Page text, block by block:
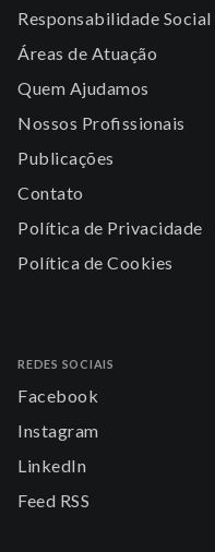
Responsabilidade Social
Áreas de Atuação
Quem Ajudamos
Nossos Profissionais
Publicações
Contato
Política de Privacidade
Política de Cookies
REDES SOCIAIS
Facebook
Instagram
LinkedIn
Feed RSS